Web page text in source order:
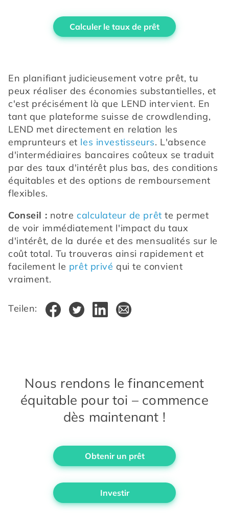
Calculer le taux de prêt
En planifiant judicieusement votre prêt, tu
peux réaliser des économies substantielles, et
c'est précisément là que LEND intervient. En
tant que plateforme suisse de crowdlending,
LEND met directement en relation les
emprunteurs et les investisseurs. L'absence
d'intermédiaires bancaires coûteux se traduit
par des taux d'intérêt plus bas, des conditions
équitables et des options de remboursement
flexibles.
Conseil : notre calculateur de prêt te permet
de voir immédiatement l'impact du taux
d'intérêt, de la durée et des mensualités sur le
coût total. Tu trouveras ainsi rapidement et
facilement le prêt privé qui te convient
vraiment.
Teilen:
Nous rendons le financement
équitable pour toi – commence
dès maintenant !
Obtenir un prêt
Investir